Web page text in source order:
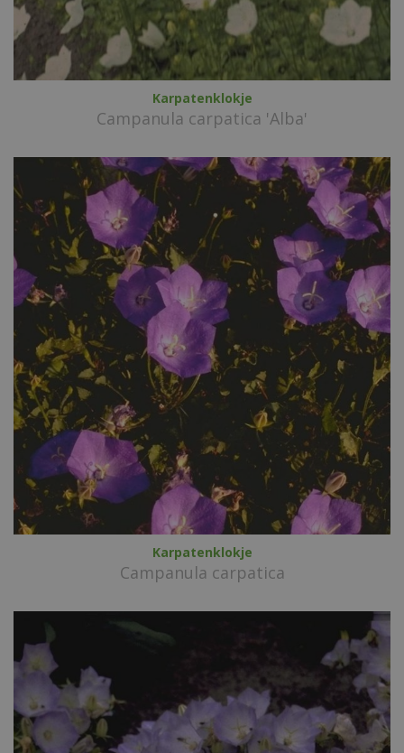
Karpatenklokje
Campanula carpatica 'Alba'
Karpatenklokje
Campanula carpatica